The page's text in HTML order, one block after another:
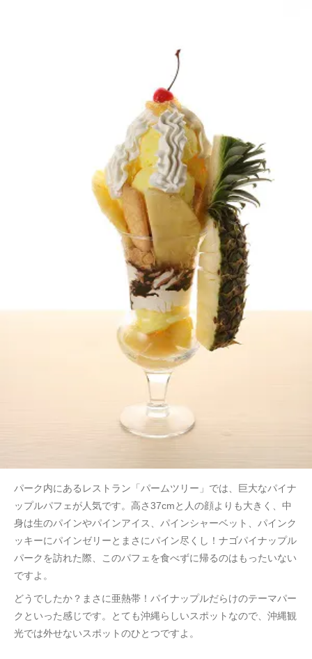
パーク内にあるレストラン「パームツリー」では、巨大なパイナ
ップルパフェが人気です。高さ37cmと人の顔よりも大きく、中
身は生のパインやパインアイス、パインシャーベット、パインク
ッキーにパインゼリーとまさにパイン尽くし！ナゴパイナップル
パークを訪れた際、このパフェを食べずに帰るのはもったいない
ですよ。
どうでしたか？まさに亜熱帯！パイナップルだらけのテーマパー
クといった感じです。とても沖縄らしいスポットなので、沖縄観
光では外せないスポットのひとつですよ。